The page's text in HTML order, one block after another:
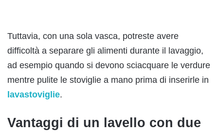
Tuttavia, con una sola vasca, potreste avere
difficoltà a separare gli alimenti durante il lavaggio,
ad esempio quando si devono sciacquare le verdure
mentre pulite le stoviglie a mano prima di inserirle in
lavastoviglie.
Vantaggi di un lavello con due